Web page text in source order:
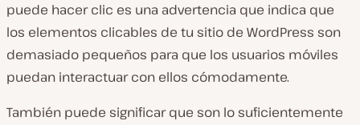
puede hacer clic es una advertencia que indica que
los elementos clicables de tu sitio de WordPress son
demasiado pequeños para que los usuarios móviles
puedan interactuar con ellos cómodamente.
También puede significar que son lo suficientemente